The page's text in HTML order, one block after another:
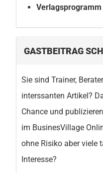
Verlagsprogramm
GASTBEITRAG
Sie sind Trainer,
interssanten Artikel?
Chance und
im BusinesVillage
ohne Risiko aber viele
Interesse?